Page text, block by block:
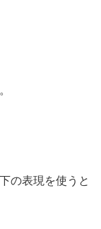
の表現を使うと